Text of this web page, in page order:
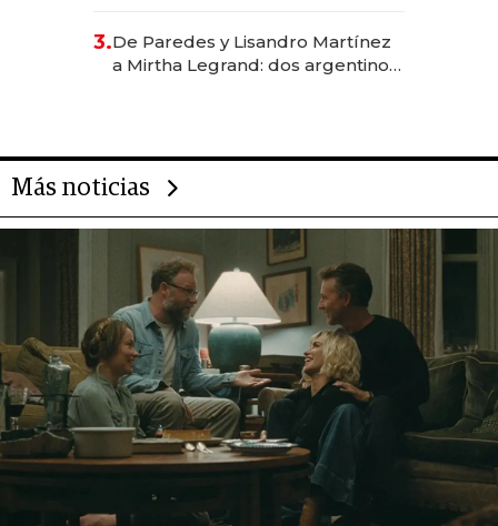
las marcas "fast premium"
3.De Paredes y Lisandro Martínez
a Mirtha Legrand: dos argentinos
Más noticias